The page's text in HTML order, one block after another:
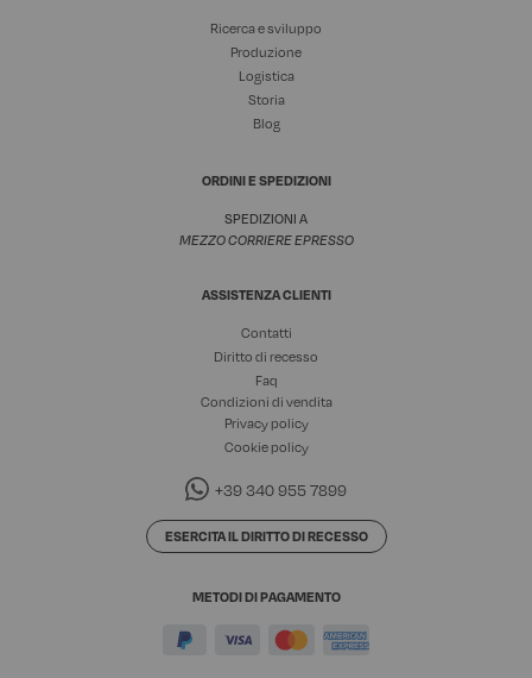
Ricerca e sviluppo
Produzione
Logistica
Storia
Blog
ORDINI E SPEDIZIONI
SPEDIZIONI A
MEZZO CORRIERE EPRESSO
ASSISTENZA CLIENTI
Contatti
Diritto di recesso
Faq
Condizioni di vendita
Privacy policy
Cookie policy
+39 340 955 7899
ESERCITA IL DIRITTO DI RECESSO
METODI DI PAGAMENTO